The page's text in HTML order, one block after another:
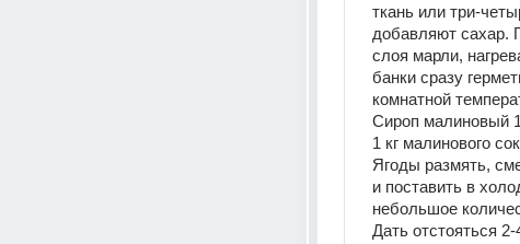
ткань или три-
добавляют сахар.
слоя марли,
банки сразу
комнатной
Сироп малиновый 1
1 кг малинового
Ягоды размять,
и поставить в
небольшое
Дать отстояться